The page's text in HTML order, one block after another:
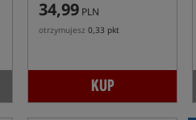
34,99 PLN
otrzymujesz 0,33 pkt
KUP